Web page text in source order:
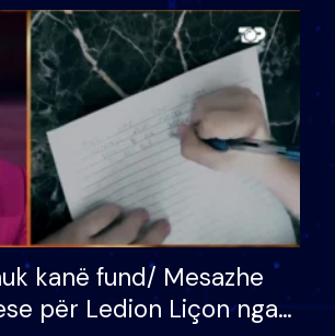
e BB VIP: Do më
e mëngjesit kur…
kanë fund/ Mesazhe
për Ledion Liçon nga